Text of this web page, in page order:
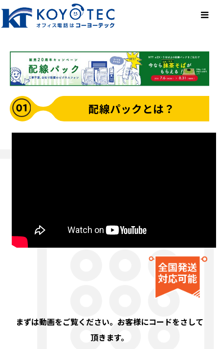
配線パックとは？
まずは動画をご覧ください。お客様にコードをさして
頂きます。